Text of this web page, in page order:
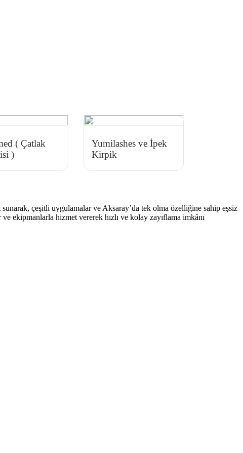
( Çatlak
)
Yumilashes ve İpek
Kirpik
çeşitli uygulamalar ve Aksaray’da tek olma özelliğine sahip eşsiz
ekipmanlarla hizmet vererek hızlı ve kolay zayıflama imkânı